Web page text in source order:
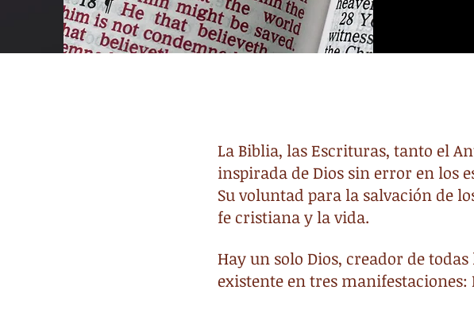
La Biblia, las Escrituras, tanto el
inspirada de Dios sin error en los
Su voluntad para la salvación de
fe cristiana y la vida.
Hay un solo Dios, creador de
existente en tres manifestaciones: